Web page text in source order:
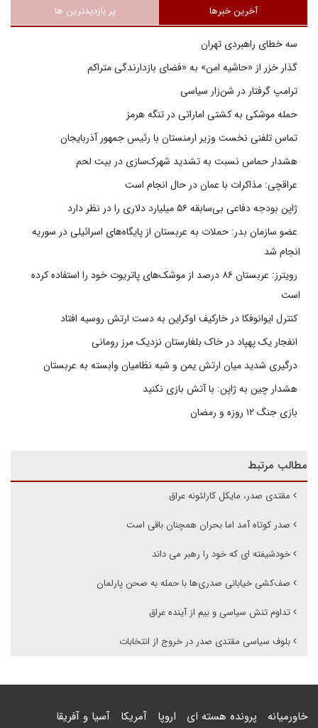
آخرین خبرها پر بازدیدترین ها
سه خطای راهبردی تهران
گذار خزر از «حاشیه امن» به «فضای بازدارندگی متراکم
ترامپ گرفتار در شن‌زار سیاسی
حمله موشکی به کشتی اماراتی در تنگه هرمز
تماس تلفنی نخست وزیر ارمنستان با رئیس جمهور آذربایجان
هشدار حماس نسبت به تشدید شهرک‌سازی در بیت‌ لحم
عراقچی: مذاکرات با عمان در حال انجام است
ژاپن بودجه دفاعی بی‌سابقه ۵۶ میلیارد دلاری را در نظر دارد
عضو سازمان بدر: حملات به عربستان از پایگاه‌های اسرائیلی در سوریه
انجام شد
رویترز: عربستان ۸۶ درصد از موشک‌های پاتریوت خود را استفاده کرده
است
کنترل ایوانوفکا در خارکیف اوکراین به دست ارتش روسیه افتاد
انفجار یک پهپاد در خاک بلغارستان نزدیک مرز رومانی
درگیری شدید میان ارتش یمن و شبه نظامیان وابسته به عربستان
هشدار چین به ژاپن: با آتش بازی نکنید
بازی جنگ ۱۲ روزه و رمضان
مطالب مرتبط
مقتدی صدر، مایکل کارلئونه عراق
صدر کوتاه آمد اما بحران همچنان باقی است
خودشیفته ای که خود را رهبر می داند
صف‌کشی خیابانی صدری‌ها با حمله به صحن پارلمان
تداوم تنش سیاسی و بیم از آینده عراق
بلوف سیاسی مقتدی صدر در خروج از انتخابات
خاورمیانه پرونده هسته ای اروپا آمریکا آسیا و آفریقا